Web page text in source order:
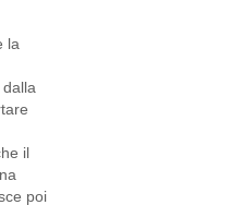
la
dalla
il
poi